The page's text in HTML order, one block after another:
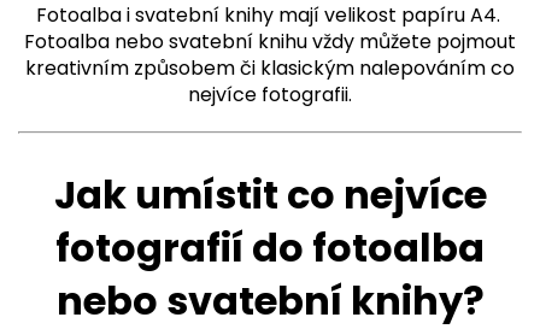
Fotoalba i svatební knihy mají velikost papíru A4.
Fotoalba nebo svatební knihu vždy můžete pojmout
kreativním způsobem či klasickým nalepováním co
nejvíce fotografii.
Jak umístit co nejvíce
fotografií do fotoalba
nebo svatební knihy?